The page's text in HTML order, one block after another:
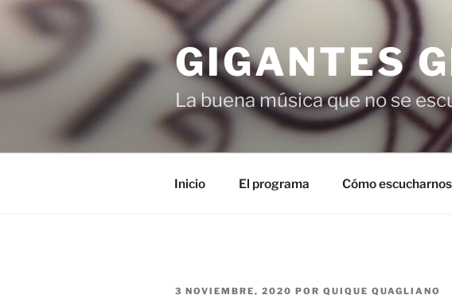
Saltar
GIGANTES
La buena música que no se
Inicio El programa Cómo escucharnos
PUBLICADO
3 NOVIEMBRE, 2020 POR QUIQUE QUAGLIANO